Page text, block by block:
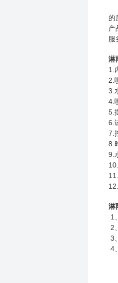
的
产
服
淋
1.
2.
3.
4.
5.
6.
7.
8.
9.
淋
1
2
3
4